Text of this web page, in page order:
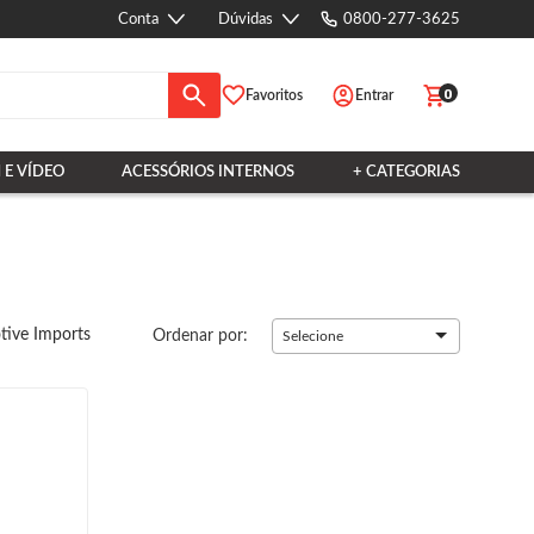
Conta Dúvidas 0800-277-3625
Favoritos Entrar 0
E VÍDEO ACESSÓRIOS INTERNOS + CATEGORIAS
Imports Ordenar por: Selecione